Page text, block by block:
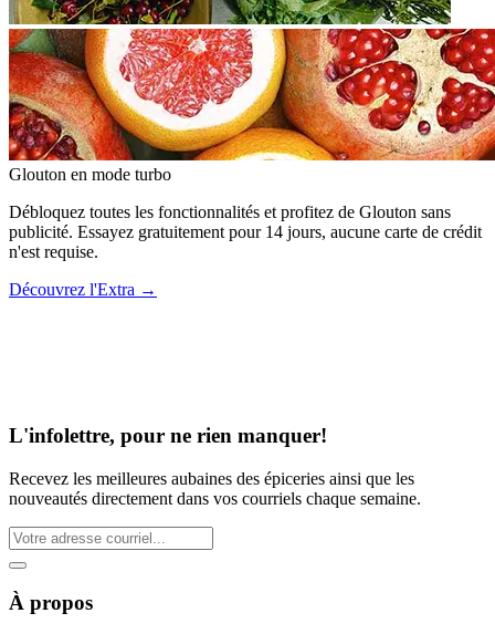
Glouton en mode turbo
Débloquez toutes les fonctionnalités et profitez de Glouton sans
publicité. Essayez gratuitement pour 14 jours, aucune carte de crédit
n'est requise.
Découvrez l'Extra →
L'infolettre, pour ne rien manquer!
Recevez les meilleures aubaines des épiceries ainsi que les
nouveautés directement dans vos courriels chaque semaine.
À propos